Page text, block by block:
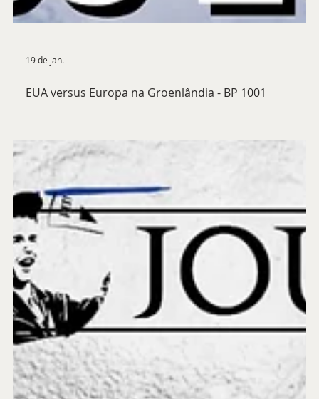
19 de jan.
EUA versus Europa na Groenlândia - BP 1001